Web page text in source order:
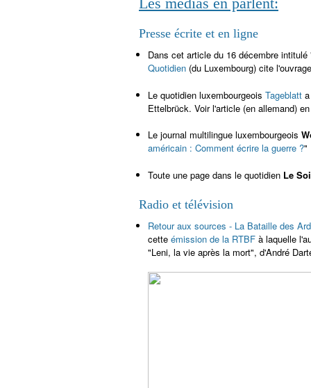
Presse écrite et en ligne
Dans cet article du 16 décembre
Quotidien (du Luxembourg) cite
Le quotidien luxembourgeois Tageblatt
Ettelbrück. Voir l'article (en allemand)
Le journal multilingue luxembourgeois
américain : Comment écrire la guerre ?"
Toute une page dans le quotidien Le
Radio et télévision
Retour aux sources - La Bataille des
cette émission de la RTBF à laquelle
"Leni, la vie après la mort", d'André